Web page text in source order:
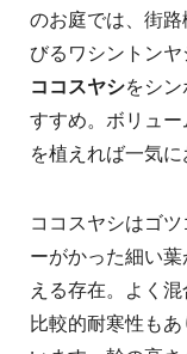
のお庭では、街
びるワシントン
ココスヤシをシ
すすめ。ボリュ
を植えれば一気に
ココスヤシはゴ
ーがかった細い
える存在。よく
比較的耐寒性も